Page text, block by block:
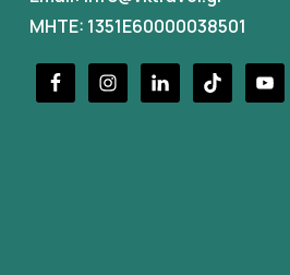
MHTE: 1351E60000038501